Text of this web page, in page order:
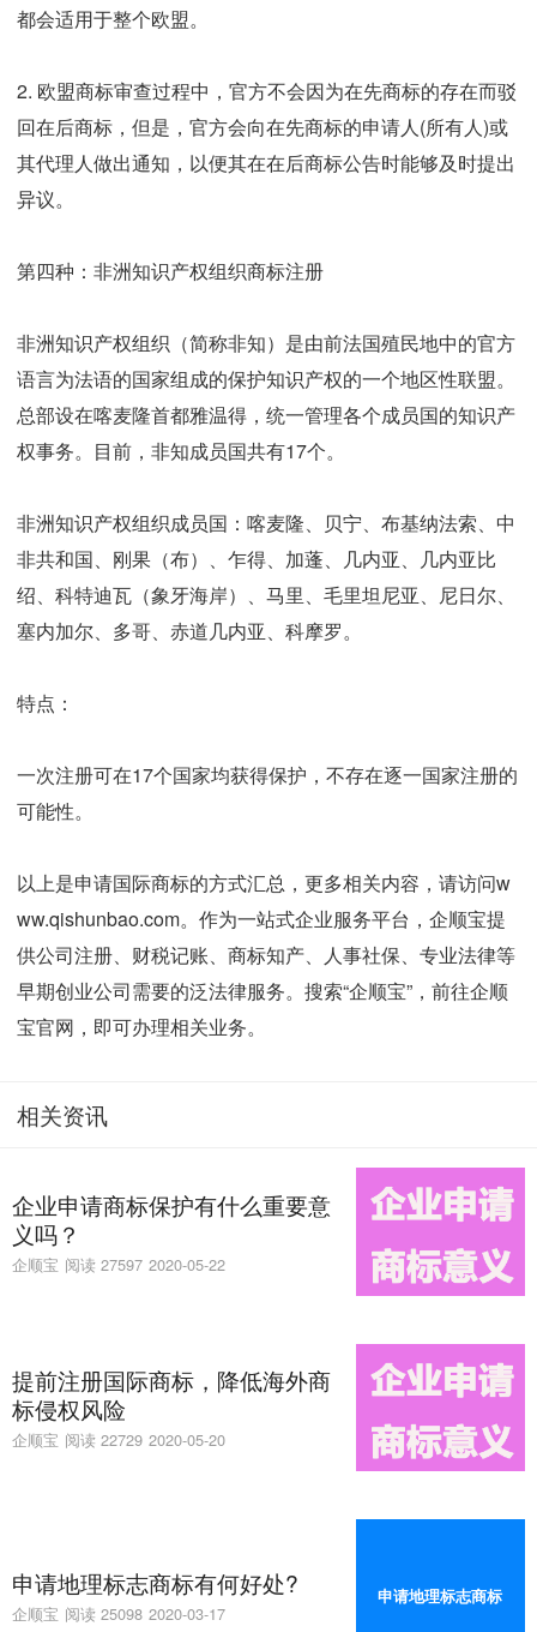
都会适用于整个欧盟。
2. 欧盟商标审查过程中，官方不会因为在先商标的存在而驳
回在后商标，但是，官方会向在先商标的申请人(所有人)或
其代理人做出通知，以便其在在后商标公告时能够及时提出
异议。
第四种：非洲知识产权组织商标注册
非洲知识产权组织（简称非知）是由前法国殖民地中的官方
语言为法语的国家组成的保护知识产权的一个地区性联盟。
总部设在喀麦隆首都雅温得，统一管理各个成员国的知识产
权事务。目前，非知成员国共有17个。
非洲知识产权组织成员国：喀麦隆、贝宁、布基纳法索、中
非共和国、刚果（布）、乍得、加蓬、几内亚、几内亚比
绍、科特迪瓦（象牙海岸）、马里、毛里坦尼亚、尼日尔、
塞内加尔、多哥、赤道几内亚、科摩罗。
特点：
一次注册可在17个国家均获得保护，不存在逐一国家注册的
可能性。
以上是申请国际商标的方式汇总，更多相关内容，请访问w
ww.qishunbao.com。作为一站式企业服务平台，企顺宝提
供公司注册、财税记账、商标知产、人事社保、专业法律等
早期创业公司需要的泛法律服务。搜索“企顺宝”，前往企顺
宝官网，即可办理相关业务。
相关资讯
企业申请商标保护有什么重要意
义吗？
企顺宝 阅读 27597 2020-05-22
提前注册国际商标，降低海外商
标侵权风险
企顺宝 阅读 22729 2020-05-20
申请地理标志商标有何好处?
企顺宝 阅读 25098 2020-03-17
申请地理标志商标